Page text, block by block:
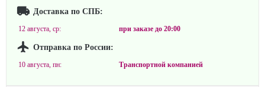
Доставка по СПБ:
12 августа, ср: при заказе до 20:00
Отправка по России:
10 августа, пн: Транспортной компанией